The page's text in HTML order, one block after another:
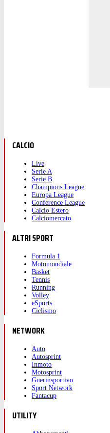
CALCIO
Live
Serie A
Serie B
Champions League
Europa League
Conference League
Calcio Estero
Calciomercato
ALTRI SPORT
Formula 1
Motomondiale
Basket
Tennis
Running
Volley
eSports
Ciclismo
NETWORK
Auto
Autosprint
Inmoto
Motosprint
Guerinsportivo
Sport Network
Fantacup
UTILITY